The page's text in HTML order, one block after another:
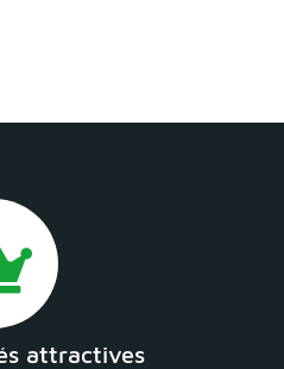
attractives